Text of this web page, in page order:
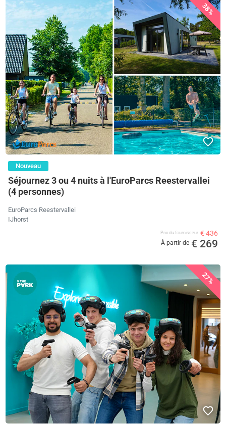
38%
Nouveau
Séjournez 3 ou 4 nuits à l'EuroParcs Reestervallei
(4 personnes)
EuroParcs Reestervallei
IJhorst
Prix ​​du fournisseur € 436
À partir de € 269
27%